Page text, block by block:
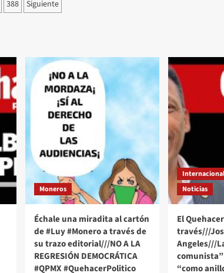
388 Siguiente
Moneros
Échale una miradita al cartón
de #Luy #Monero a través de
su trazo editorial///NO A LA
REGRESIÓN DEMOCRÁTICA
#QPMX #QuehacerPolitico
Noticias
El
través///
Angeles///
“como